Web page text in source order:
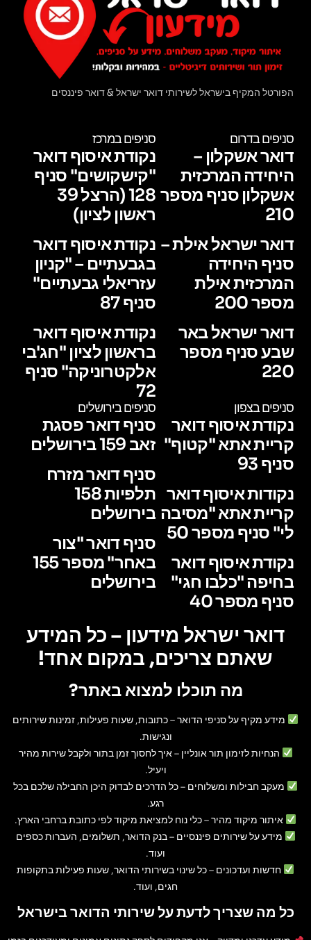
הפורטל המקיף בישראל לשירותי דואר ישראל & דואר פיננסים
סניפים בדרום
דואר אשקלון –
היחידה המרכזית
אשקלון סניף מספר
210
דואר ישראל אילת –
סניף היחידה
המרכזית אילת
מספר 200
דואר ישראל באר
שבע סניף מספר
220
סניפים במרכז
נקודת איסוף דואר
"קישקושים" סניף
128 (הרצל 39
ראשון לציון)
נקודת איסוף דואר
בגבעתיים – "קניון
עזריאלי גבעתיים"
סניף 87
נקודת איסוף דואר
בראשון לציון "חג'בי
אלקטרוניקה" סניף
72
סניפים בצפון
נקודת איסוף דואר
קריית אתא "קטוף"
סניף 93
נקודות איסוף דואר
קריית אתא "מסיבה
לי" סניף מספר 50
נקודת איסוף דואר
בחיפה "כלבו חגי"
סניף מספר 40
סניפים בירושלים
סניף דואר פסגת
זאב 159 בירושלים
סניף דואר מזרח
תלפיות 158
בירושלים
סניף דואר "צור
באחר" מספר 155
בירושלים
דואר ישראל מידעון – כל המידע
שאתם צריכים, במקום אחד!
מה תוכלו למצוא באתר?
מידע מקיף על סניפי הדואר– כתובות, שעות פעילות, זמינות שירותים
ונגישות.
הנחיות לזימון תור אונליין – איך לחסוך זמן בתור ולקבל שירות מהיר
ויעיל.
מעקב חבילות ומשלוחים – כל הדרכים לבדוק היכן החבילה שלכם בכל
רגע.
איתור מיקוד מהיר– כלי נוח למציאת מיקוד לפי כתובת ברחבי הארץ.
מידע על שירותים פיננסיים – בנק הדואר, תשלומים, העברות כספים
ועוד.
חדשות ועדכונים – כל שינוי בשירותי הדואר, שעות פעילות בתקופות
חגים, ועוד.
כל מה שצריך לדעת על שירותי הדואר בישראל